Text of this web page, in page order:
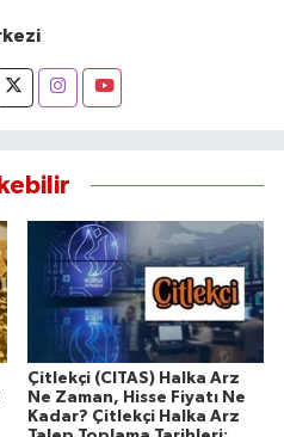
Çitlekçi (CITAS) Halka Arz
Ne Zaman, Hisse Fiyatı Ne
Kadar? Çitlekçi Halka Arz